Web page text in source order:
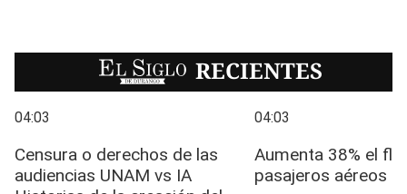
EL SIGLO RECIENTES